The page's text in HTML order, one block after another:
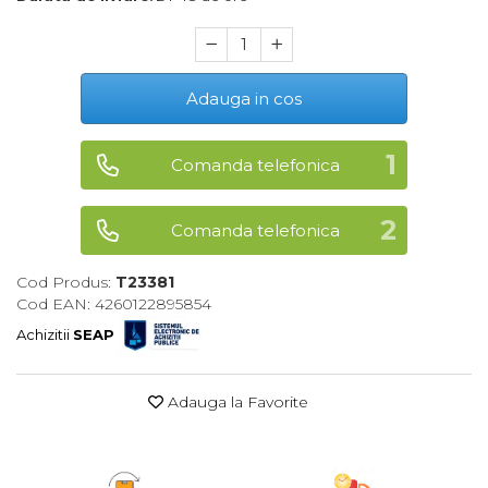
Jucarii
Microscoape
Cantare
Rafturi
Baterii & Acumulatori
Baterii AAA
Baterii AA
Adauga in cos
Comanda telefonica
Comanda telefonica
Cod Produs: T23381
Cod EAN: 4260122895854
Achizitii SEAP
Adauga la Favorite